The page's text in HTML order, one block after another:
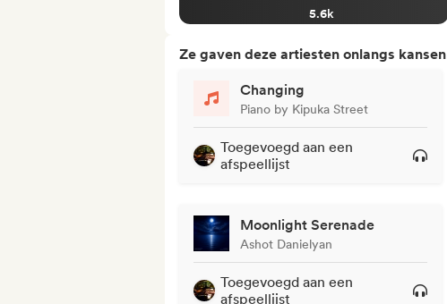
5.6k
Ze gaven deze artiesten onlangs kansen
Changing
Piano by Kipuka Street
Toegevoegd aan een
afspeellijst
Moonlight Serenade
Ashot Danielyan
Toegevoegd aan een
afspeellijst